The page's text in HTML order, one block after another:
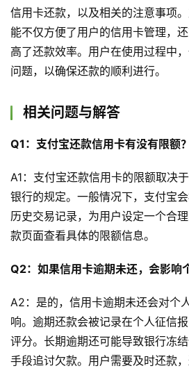
首
页
文
分
认
证
作
登录 注册
信用卡还款，以及相关的注意事项
能不仅方便了用户的信用卡管理，
高了还款效率。用户在使用过程中
问题，以确保还款的顺利进行。
相关问题与解答
Q1：支付宝还款信用卡有没有限额？
A1：支付宝还款信用卡的限额取决
银行的规定。一般情况下，支付宝
历史交易记录，为用户设定一个合
款页面查看具体的限额信息。
Q2：如果信用卡逾期未还，会影响
A2：是的，信用卡逾期未还会对个
响。逾期还款会被记录在个人征信
评分。长期逾期还可能导致银行冻
手段追讨欠款。用户需要及时还款，